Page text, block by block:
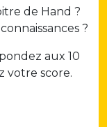
de Hand ?
?
aux 10
votre score.